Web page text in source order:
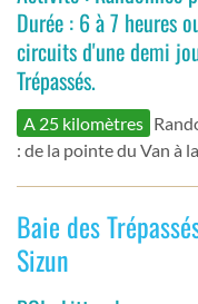
Durée : 6 à 7 heures
circuits d'une demi
Trépassés.
A 25 kilomètres
: de la pointe du Van à
Baie des
Sizun